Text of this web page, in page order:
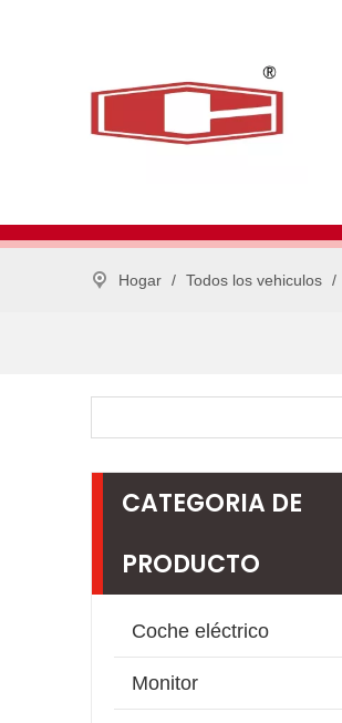
Hogar / Todos los vehiculos /
CATEGORIA DE
PRODUCTO
Coche eléctrico
Monitor